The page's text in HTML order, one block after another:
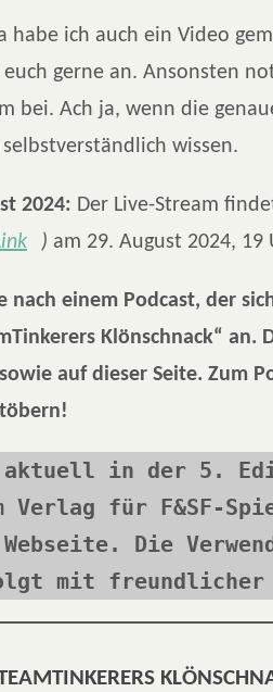
habe ich auch ein Video
gerne an. Ansonsten
bei. Ach ja, wenn die
selbstverständlich wissen.
2024: Der Live-Stream
) am 29. August 2024, 19
nach einem Podcast, der
Klönschnack“
auf dieser Seite. Zum
aktuell in der 5.
Verlag für F&SF-
Die
mit freundlicher